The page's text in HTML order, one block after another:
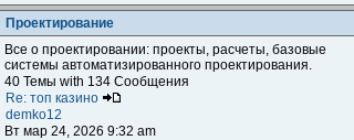
Проектирование
Все о проектировании: проекты, расчеты, базовые
системы автоматизированного проектирования.
40 Темы with 134 Сообщения
Re: топ казино
demko12
Вт мар 24, 2026 9:32 am